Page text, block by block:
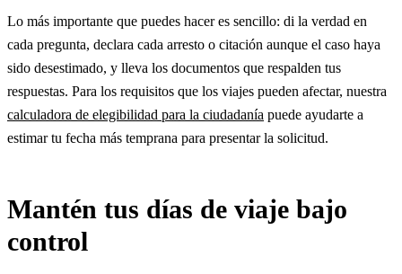
Lo más importante que puedes hacer es sencillo: di la verdad en
cada pregunta, declara cada arresto o citación aunque el caso haya
sido desestimado, y lleva los documentos que respalden tus
respuestas. Para los requisitos que los viajes pueden afectar, nuestra
calculadora de elegibilidad para la ciudadanía puede ayudarte a
estimar tu fecha más temprana para presentar la solicitud.
Mantén tus días de viaje bajo
control